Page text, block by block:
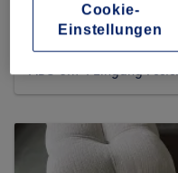
Friseur Il Barbiere
369 reviews
ABC-Str. 4 Eingang
Cookie-
Einstellungen